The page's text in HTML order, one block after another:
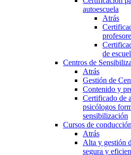
autoescuela
Atrás
de
Centros de
Atrás
Gestión de
Contenido y
Certificado de
psicólogos
sensibilización
Cursos de
Atrás
Alta y gestión
segura y